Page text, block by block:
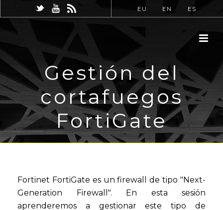
EU EN ES
Gestión del
cortafuegos
FortiGate
Fortinet FortiGate es un firewall de tipo "Next-
Generation Firewall". En esta sesión
aprenderemos a gestionar este tipo de